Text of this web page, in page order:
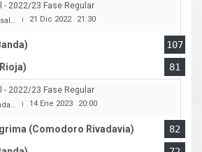
- 2022/23 Fase Regular
| 21 Dic 2022 21:30
107
81
- 2022/23 Fase Regular
| 14 Ene 2023 20:00
(Comodoro Rivadavia)
82